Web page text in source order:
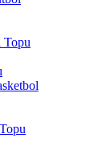
Topu